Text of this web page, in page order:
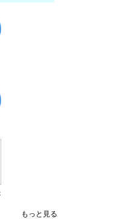
もっと見る